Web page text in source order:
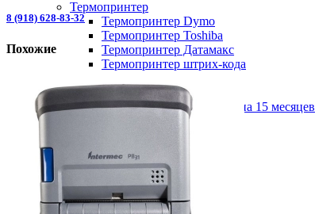
Термопринтер
Термопринтер Dymo
Термопринтер Toshiba
Термопринтер Датамакс
Термопринтер штрих-кода
Фискальный накопитель
Фискальный накопитель на 15 месяцев
Мобильная онлайн-касса
Онлайн-касса для вендинга
Онлайн-касса Штрих
ПИРИТ
Смарт-терминалы
Торговое оборудование
8 (918) 628-83-32
Похожие